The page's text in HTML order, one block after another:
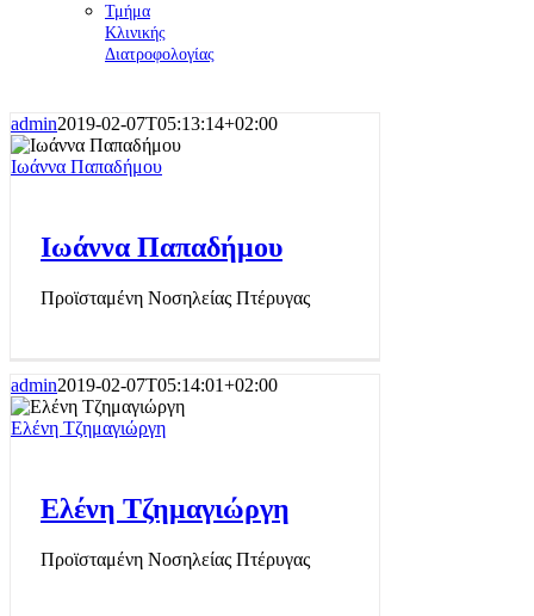
Τμήμα
Κλινικής
Διατροφολογίας
admin2019-02-07T05:13:14+02:00
Ιωάννα Παπαδήμου
Ιωάννα Παπαδήμου
Προϊσταμένη Νοσηλείας Πτέρυγας
admin2019-02-07T05:14:01+02:00
Ελένη Τζημαγιώργη
Ελένη Τζημαγιώργη
Προϊσταμένη Νοσηλείας Πτέρυγας